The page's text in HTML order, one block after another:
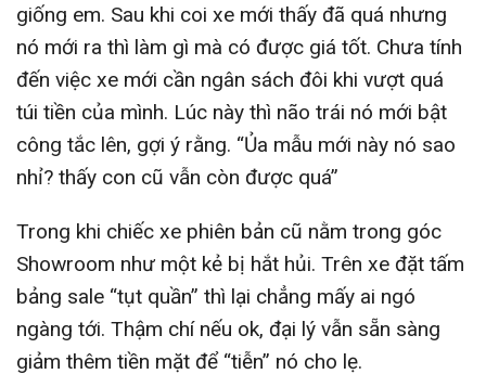
giống em. Sau khi coi xe mới thấy đã quá nhưng
nó mới ra thì làm gì mà có được giá tốt. Chưa tính
đến việc xe mới cần ngân sách đôi khi vượt quá
túi tiền của mình. Lúc này thì não trái nó mới bật
công tắc lên, gợi ý rằng. “Ủa mẫu mới này nó sao
nhỉ? thấy con cũ vẫn còn được quá”
Trong khi chiếc xe phiên bản cũ nằm trong góc
Showroom như một kẻ bị hắt hủi. Trên xe đặt tấm
bảng sale “tụt quần” thì lại chẳng mấy ai ngó
ngàng tới. Thậm chí nếu ok, đại lý vẫn sẵn sàng
giảm thêm tiền mặt để “tiễn” nó cho lẹ.